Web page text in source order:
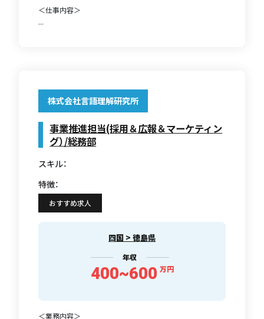
＜仕事内容＞
...
株式会社言語理解研究所
事業推進担当(採⽤＆広報＆マーケティン
グ）/総務部
スキル：
特徴：
おすすめ求人
四国 > 徳島県
年収
400~600 万円
＜業務内容＞